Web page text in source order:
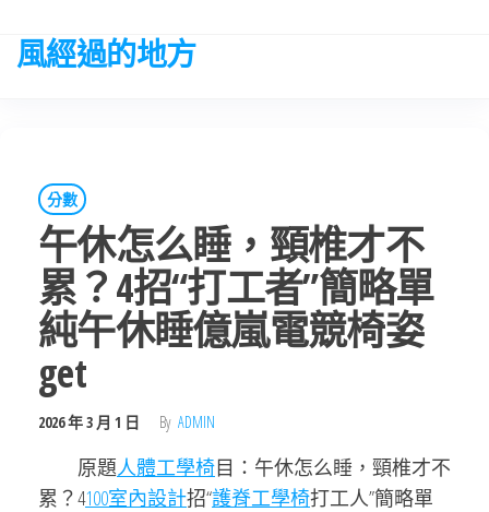
the
風經過的地方
分數
午休怎么睡，頸椎才不
累？4招“打工者”簡略單
純午休睡億嵐電競椅姿
get
2026 年 3 月 1 日 By ADMIN
原題人體工學椅目：午休怎么睡，頸椎才不
累？4100室內設計招“護脊工學椅打工人”簡略單